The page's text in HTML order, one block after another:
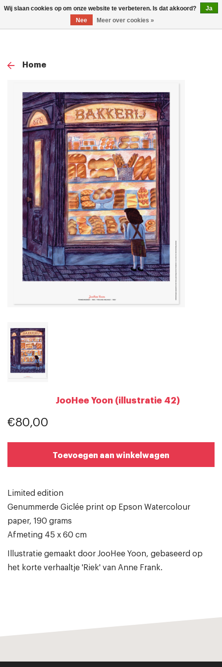
0
Home
JooHee Yoon (illustratie 42)
€80,00
Toevoegen aan winkelwagen
Limited edition
Genummerde Giclée print op Epson Watercolour
paper, 190 grams
Afmeting 45 x 60 cm
Illustratie gemaakt door JooHee Yoon, gebaseerd op
het korte verhaaltje 'Riek' van Anne Frank.
Wij slaan cookies op om onze website te verbeteren. Is dat akkoord?
Ja
Nee
Meer over cookies »